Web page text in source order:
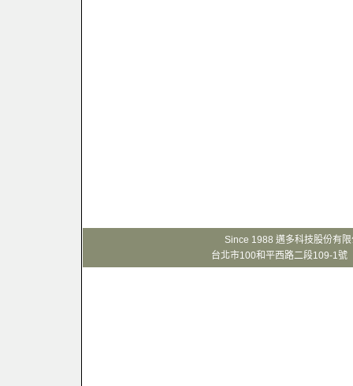
Since 1988 邁多科技股份
台北市100和平西路二段109-1號